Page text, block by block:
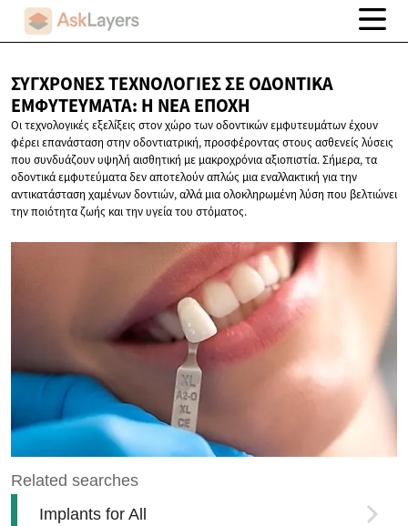
ΣΎΓΧΡΟΝΕΣ ΤΕΧΝΟΛΟΓΊΕΣ ΣΕ ΟΔΟΝΤΙΚΆ
ΕΜΦΥΤΕΎΜΑΤΑ: Η ΝΈΑ ΕΠΟΧΉ
Οι τεχνολογικές εξελίξεις στον χώρο των οδοντικών εμφυτευμάτων έχουν
φέρει επανάσταση στην οδοντιατρική, προσφέροντας στους ασθενείς λύσεις
που συνδυάζουν υψηλή αισθητική με μακροχρόνια αξιοπιστία. Σήμερα, τα
οδοντικά εμφυτεύματα δεν αποτελούν απλώς μια εναλλακτική για την
αντικατάσταση χαμένων δοντιών, αλλά μια ολοκληρωμένη λύση που βελτιώνει
την ποιότητα ζωής και την υγεία του στόματος.